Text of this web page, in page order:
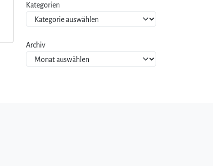
Kategorien
Archiv